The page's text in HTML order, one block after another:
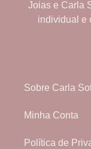
Joias e Carla
individual e
Sobre Carla
Minha Conta
Política de